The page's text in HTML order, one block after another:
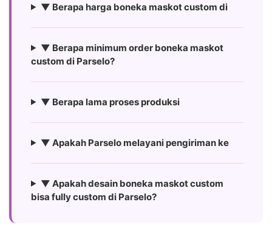
▼ Berapa harga boneka maskot custom di
▼ Berapa minimum order boneka maskot
custom di Parselo?
▼ Berapa lama proses produksi
▼ Apakah Parselo melayani pengiriman ke
▼ Apakah desain boneka maskot custom
bisa fully custom di Parselo?